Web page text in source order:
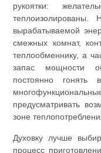
рукоятки:
теплоизолированы.
вырабатываемой
смежных комнат,
теплообменнику, а
запас мощности
постоянно
предусматривать
зоне
Духовку лучше
процесс